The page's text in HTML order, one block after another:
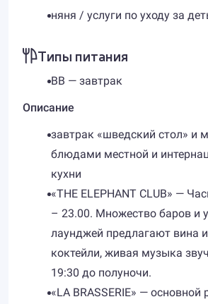
няня / услуги по уходу за
Типы питания
BB — завтрак
Описание
завтрак «шведский стол» и
блюдами местной и
кухни
«THE ELEPHANT CLUB» —
– 23.00. Множество баров и
лаунджей предлагают вина
коктейли, живая музыка
19:30 до полуночи.
«LA BRASSERIE» — основной